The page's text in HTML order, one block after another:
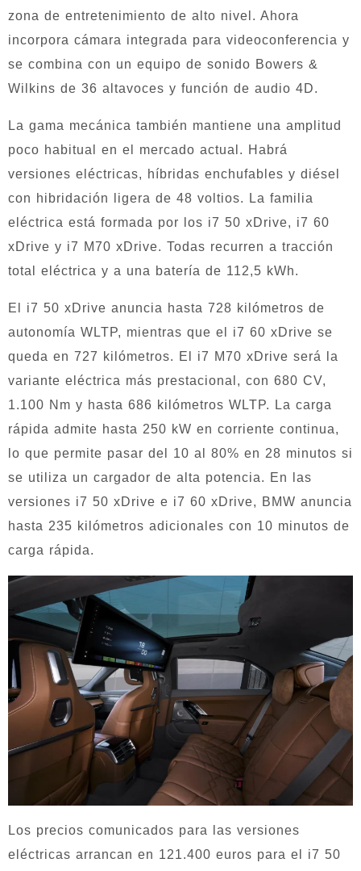
zona de entretenimiento de alto nivel. Ahora
incorpora cámara integrada para videoconferencia y
se combina con un equipo de sonido Bowers &
Wilkins de 36 altavoces y función de audio 4D.
La gama mecánica también mantiene una amplitud
poco habitual en el mercado actual. Habrá
versiones eléctricas, híbridas enchufables y diésel
con hibridación ligera de 48 voltios. La familia
eléctrica está formada por los i7 50 xDrive, i7 60
xDrive y i7 M70 xDrive. Todas recurren a tracción
total eléctrica y a una batería de 112,5 kWh.
El i7 50 xDrive anuncia hasta 728 kilómetros de
autonomía WLTP, mientras que el i7 60 xDrive se
queda en 727 kilómetros. El i7 M70 xDrive será la
variante eléctrica más prestacional, con 680 CV,
1.100 Nm y hasta 686 kilómetros WLTP. La carga
rápida admite hasta 250 kW en corriente continua,
lo que permite pasar del 10 al 80% en 28 minutos si
se utiliza un cargador de alta potencia. En las
versiones i7 50 xDrive e i7 60 xDrive, BMW anuncia
hasta 235 kilómetros adicionales con 10 minutos de
carga rápida.
Los precios comunicados para las versiones
eléctricas arrancan en 121.400 euros para el i7 50